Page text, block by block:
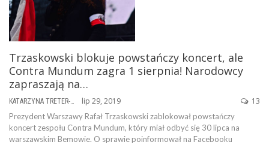
Trzaskowski blokuje powstańczy koncert, ale
Contra Mundum zagra 1 sierpnia! Narodowcy
zapraszają na…
KATARZYNA TRETER-SIERPIŃSKA lip 29, 2019 13
Prezydent Warszawy Rafał Trzaskowski zablokował powstańczy
koncert zespołu Contra Mundum, który miał odbyć się 30 lipca na
warszawskim Bemowie. O sprawie poinformował na Facebooku